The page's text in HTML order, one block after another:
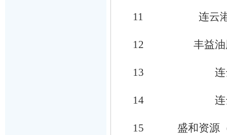
11 连云
12 丰益
13
14
15 盛和资源